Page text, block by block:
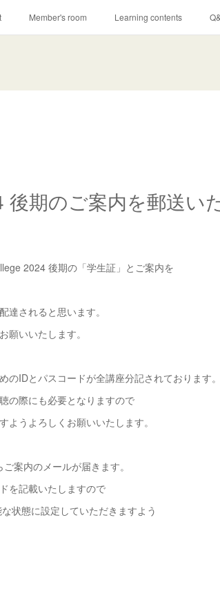
Member's room Learning contents
後期のご案内を郵送い
2024 後期の「学生証」とご案内を
達されると思います。
願いいたします。
のIDとパスコードが全講座分記されております
の際にも必要となりますので
ようよろしくお願いいたします。
案内のメールが届きます。
を記載いたしますので
状態に設定していただきますよう